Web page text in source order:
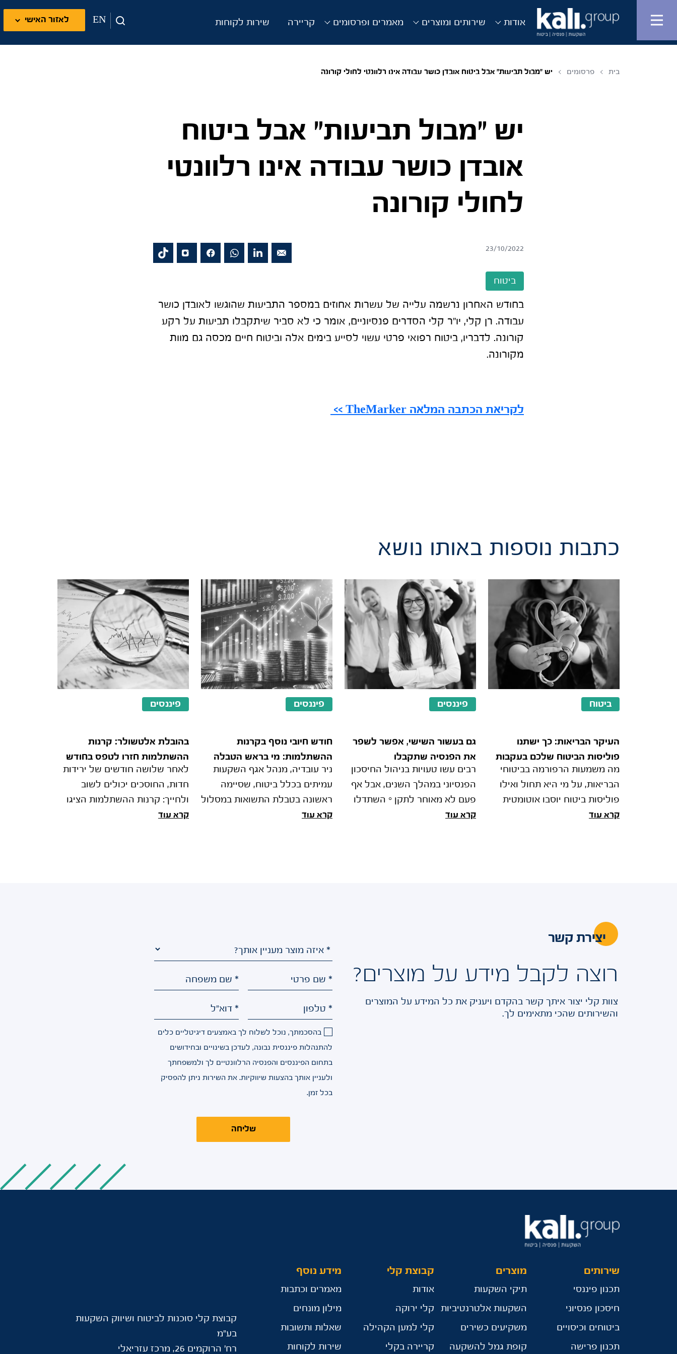
אודות שירותים ומוצרים מאמרים ופרסומים קריירה שירות לקוחות EN לאזור האישי
בית פרסומים יש "מבול תביעות" אבל ביטוח אובדן כושר עבודה אינו רלוונטי לחולי קורונה
יש "מבול תביעות" אבל ביטוח
אובדן כושר עבודה אינו רלוונטי
לחולי קורונה
23/10/2022
ביטוח
בחודש האחרון נרשמה עלייה של עשרות אחוזים במספר התביעות שהוגשו לאובדן כושר
עבודה. רן קלי, יו"ר קלי הסדרים פנסיוניים, אומר כי לא סביר שיתקבלו תביעות על רקע
קורונה. לדבריו, ביטוח רפואי פרטי עשוי לסייע בימים אלה וביטוח חיים מכסה גם מוות
מקורונה.
לקריאת הכתבה המלאה TheMarker >>
כתבות נוספות באותו נושא
ביטוח
העיקר הבריאות: כך ישתנו
פוליסות הביטוח שלכם בעקבות
הרפורמה
מה משמעות הרפורמה בביטוחי
הבריאות, על מי היא תחול ואילו
פוליסות ביטוח יוסבו אוטומטית
למשלים שב"ן? מורה נבוכים
קרא עוד
פיננסים
גם בעשור השישי, אפשר לשפר
את הפנסיה שתקבלו
רבים עשו טעויות בניהול החיסכון
הפנסיוני במהלך השנים, אבל אף
פעם לא מאוחר לתקן ■ השתדלו
לא לפדות את כספי הפיצויים,
קרא עוד
פיננסים
חודש חיובי נוסף בקרנות
ההשתלמות: מי בראש הטבלה
ביולי?
ניר עובדיה, מנהל אגף השקעות
עמיתים בכלל ביטוח, שסיימה
ראשונה בטבלת התשואות במסלול
הכללי ביולי: "חשבנו שלא יהיה
קרא עוד
פיננסים
בהובלת אלטשולר: קרנות
ההשתלמות חזרו לטפס בחודש
יולי
לאחר שלושה חודשים של ירידות
חדות, החוסכים יכולים לשוב
ולחייך: קרנות ההשתלמות הציגו
ביולי תשואה חיובית ממוצעת של
קרא עוד
יצירת קשר
רוצה לקבל מידע על מוצרים?
צוות קלי יצור איתך קשר בהקדם ויעניק את כל המידע על המוצרים
והשירותים שהכי מתאימים לך.
* שם פרטי * שם משפחה
* טלפון * דוא"ל
בהסכמתך, נוכל לשלוח לך באמצעים דיגיטליים כלים
להתנהלות פיננסית נבונה, לעדכן בשינויים ובחידושים
בתחום הפיננסים והפנסיה הרלוונטיים לך ולמשפחתך
ולעניין אותך בהצעות שיווקיות. את השירות ניתן להפסיק
בכל זמן.
שליחה
שירותים
תכנון פיננסי
חיסכון פנסיוני
ביטוחים וכיסויים
תכנון פרישה
מוצרים
תיקי השקעות
השקעות אלטרנטיביות
משקיעים כשירים
קופת גמל להשקעה
קבוצת קלי
אודות
קלי ירוקה
קלי למען הקהילה
קריירה בקלי
מידע נוסף
מאמרים וכתבות
מילון מונחים
שאלות ותשובות
שירות לקוחות
קבוצת קלי סוכנות לביטוח ושיווק השקעות
בע"מ
רח’ הרוקמים 26, מרכז עזריאלי